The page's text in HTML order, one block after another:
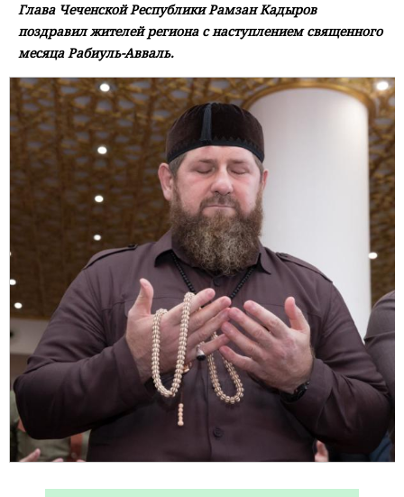
Глава Чеченской Республики Рамзан Кадыров
поздравил жителей региона с наступлением священного
месяца Рабиуль-Авваль.